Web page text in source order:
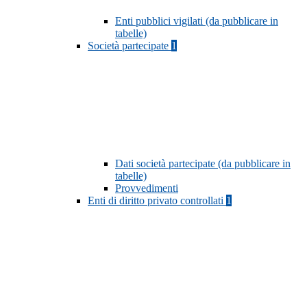
Enti pubblici vigilati (da pubblicare in
tabelle)
Società partecipate 1
Dati società partecipate (da pubblicare in
tabelle)
Provvedimenti
Enti di diritto privato controllati 1